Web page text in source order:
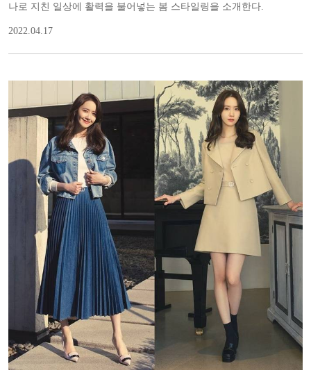
나로 지친 일상에 활력을 불어넣는 봄 스타일링을 소개한다.
2022.04.17